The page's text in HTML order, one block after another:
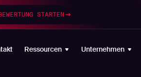
STARTEN
Ressourcen Unternehmen